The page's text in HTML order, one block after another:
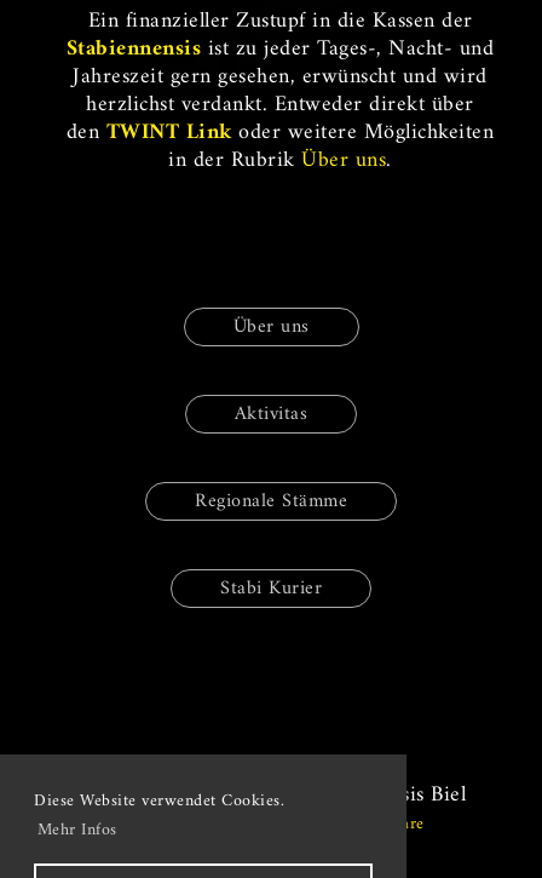
Diese Website verwendet Cookies.
Mehr Infos
Ein finanzieller Zustupf in die Kassen der
Stabiennensisist zu jeder Tages-, Nacht- und
Jahreszeit gern gesehen, erwünscht und wird
herzlichst verdankt. Entweder direkt über
denTWINT Linkoder weitere Möglichkeiten
in der RubrikÜber uns.
Über uns
Aktivitas
Regionale Stämme
Stabi Kurier
© Studentenverbindung Stabiennensis Biel
Erstellt mit der ClubDesk Vereinssoftware